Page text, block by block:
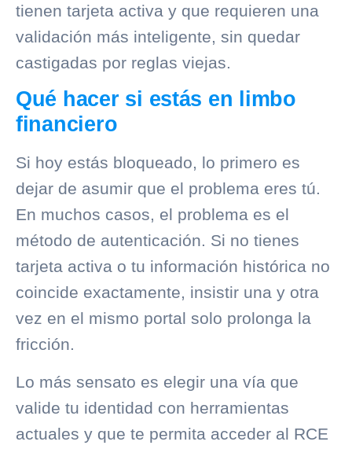
tienen tarjeta activa y que requieren una
validación más inteligente, sin quedar
castigadas por reglas viejas.
Qué hacer si estás en limbo
financiero
Si hoy estás bloqueado, lo primero es
dejar de asumir que el problema eres tú.
En muchos casos, el problema es el
método de autenticación. Si no tienes
tarjeta activa o tu información histórica no
coincide exactamente, insistir una y otra
vez en el mismo portal solo prolonga la
fricción.
Lo más sensato es elegir una vía que
valide tu identidad con herramientas
actuales y que te permita acceder al RCE